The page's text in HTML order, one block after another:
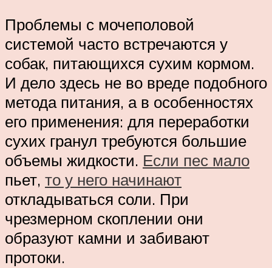
Проблемы с мочеполовой
системой часто встречаются у
собак, питающихся сухим кормом.
И дело здесь не во вреде подобного
метода питания, а в особенностях
его применения: для переработки
сухих гранул требуются большие
объемы жидкости. Если пес мало
пьет, то у него начинают
откладываться соли. При
чрезмерном скоплении они
образуют камни и забивают
протоки.